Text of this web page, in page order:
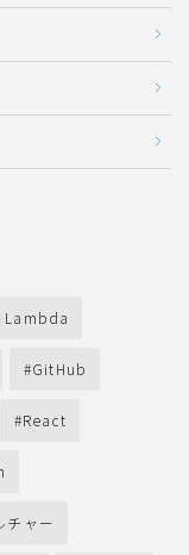
Lambda
GitHub
React
チャー